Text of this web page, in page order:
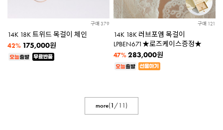
구매 379
14K 18K 트위드 목걸이 체인
42% 175,000원
구매 121
14K 18K 러브포엠 목걸이
LPBEN671★로즈케이스증정★
47% 283,000원
more(1/11)